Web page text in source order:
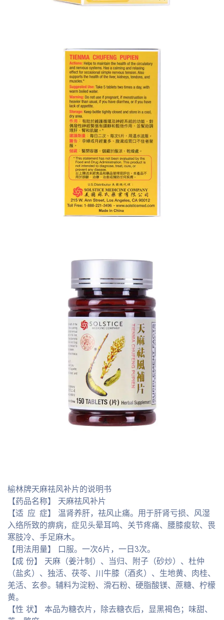
榆林牌天麻祛风补片的说明书
【药品名称】 天麻祛风补片
【适 应 症】 温肾养肝，祛风止痛。用于肝肾亏损、风湿
入络所致的痹病，症见头晕耳鸣、关节疼痛、腰膝痠软、畏
寒肢冷、手足麻木。
【用法用量】 口服。一次6片，一日3次。
【成 份】 天麻（姜汁制）、当归、附子（砂炒）、杜仲
（盐炙）、独活、茯苓、川牛膝（酒炙）、生地黄、肉桂、
羌活、玄参。辅料为淀粉、滑石粉、硬脂酸镁、蔗糖、柠檬
黄。
【性 状】 本品为糖衣片，除去糖衣后，显黑褐色；味甜、